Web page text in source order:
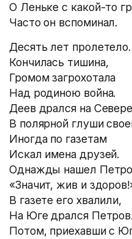
О Леньке с какой-то
Часто он вспоминал.
Десять лет пролетело.
Кончилась тишина,
Громом загрохотала
Над родиною война.
Деев дрался на
В полярной глуши
Иногда по газетам
Искал имена друзей.
Однажды нашел
«Значит, жив и
В газете его хвалили,
На Юге дрался Петров.
Потом, приехавши с